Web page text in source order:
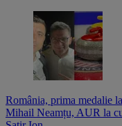
România, prima medalie
Mihail Neamțu, AUR la